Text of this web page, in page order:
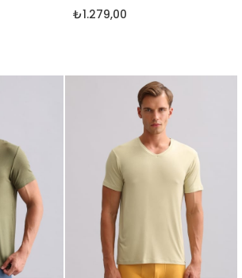
₺1.279,00